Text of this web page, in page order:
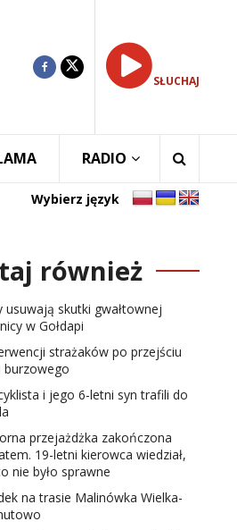
SŁUCHAJ
RADIO
Wybierz język
również
usuwają skutki gwałtownej
w Gołdapi
strażaków po przejściu
i jego 6-letni syn trafili do
przejażdżka zakończona
19-letni kierowca wiedział,
nie było sprawne
na trasie Malinówka Wielka-